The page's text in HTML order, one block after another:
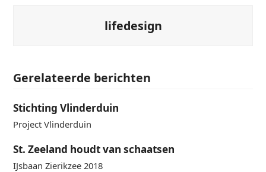
lifedesign
Gerelateerde berichten
Stichting Vlinderduin
Project Vlinderduin
St. Zeeland houdt van schaatsen
IJsbaan Zierikzee 2018